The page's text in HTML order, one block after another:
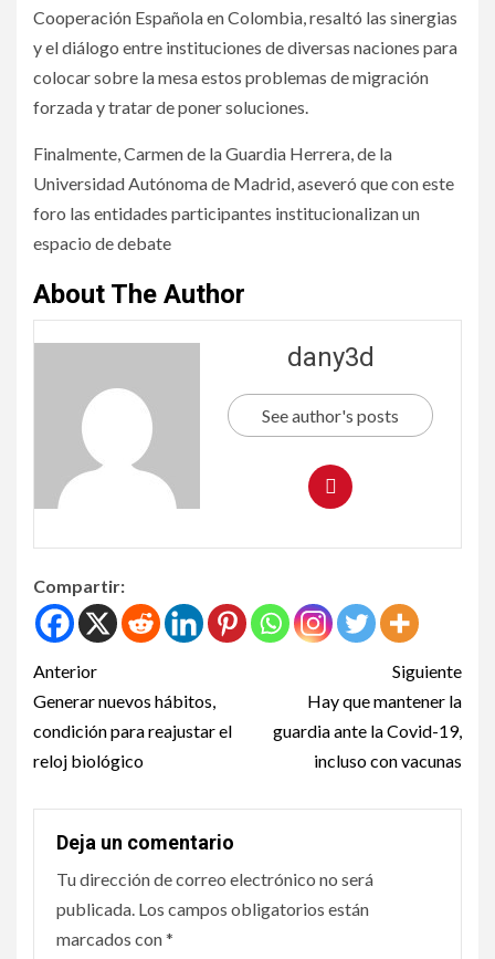
Cooperación Española en Colombia, resaltó las sinergias
y el diálogo entre instituciones de diversas naciones para
colocar sobre la mesa estos problemas de migración
forzada y tratar de poner soluciones.
Finalmente, Carmen de la Guardia Herrera, de la
Universidad Autónoma de Madrid, aseveró que con este
foro las entidades participantes institucionalizan un
espacio de debate
About The Author
dany3d
See author's posts
Compartir:
Anterior
Generar nuevos hábitos,
condición para reajustar el
reloj biológico
Siguiente
Hay que mantener la
guardia ante la Covid-19,
incluso con vacunas
Deja un comentario
Tu dirección de correo electrónico no será
publicada. Los campos obligatorios están
marcados con*